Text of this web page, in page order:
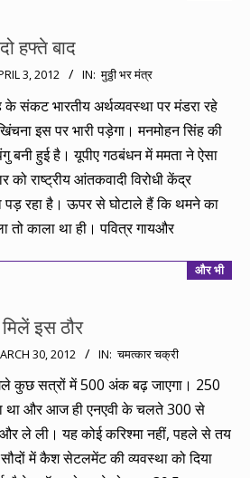
हफ्ते बाद
3, 2012 IN: मुठ्ठी भर मंत्र
के संकट भारतीय अर्थव्यवस्था पर मंडरा रहे
इस पर भारी पड़ेगा। मनमोहन सिंह की
बनी हुई है। यूपीए गठबंधन में ममता ने ऐसा
को राष्ट्रीय आंतकवादी विरोधी केंद्र
रहा है। ऊपर से घोटाले हैं कि थमने का
काला था ही। पवित्र गायऔर
और भी
इस ठौर
30, 2012 IN: चमत्कार चक्री
कुछ सत्रों में 500 अंक बढ़ जाएगा। 250
था और आज ही एनएवी के चलते 300 से
ले ली। यह कोई करिश्मा नहीं, पहले से तय
में कैश सेटलमेंट की व्यवस्था को दिया